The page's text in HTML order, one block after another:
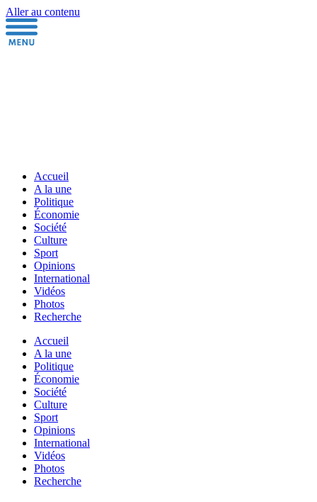
Aller au contenu
Accueil
A la une
Politique
Économie
Société
Culture
Sport
Opinions
International
Vidéos
Photos
Recherche
Accueil
A la une
Politique
Économie
Société
Culture
Sport
Opinions
International
Vidéos
Photos
Recherche